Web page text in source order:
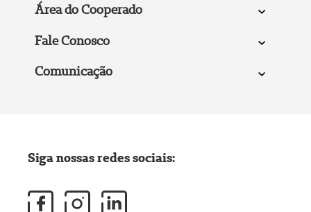
Área do Cooperado
Fale Conosco
Comunicação
Siga nossas redes sociais: